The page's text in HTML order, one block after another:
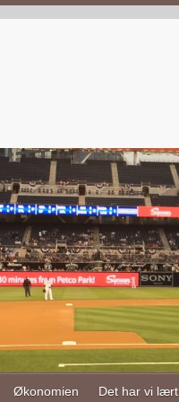
Økonomien Det har vi lært